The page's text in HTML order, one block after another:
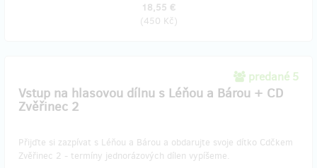
18,55 €
(450 Kč)
predané 5
Vstup na hlasovou dílnu s Léňou a Bárou + CD
Zvěřinec 2
Přijďte si zazpívat s Léňou a Bárou a obdarujte svoje dítko Cdčkem
Zvěřinec 2 - termíny jednorázových dílen vypíšeme.